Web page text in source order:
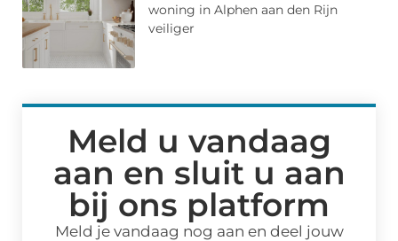
woning in Alphen aan den Rijn
veiliger
Meld u vandaag
aan en sluit u aan
bij ons platform
Meld je vandaag nog aan en deel jouw